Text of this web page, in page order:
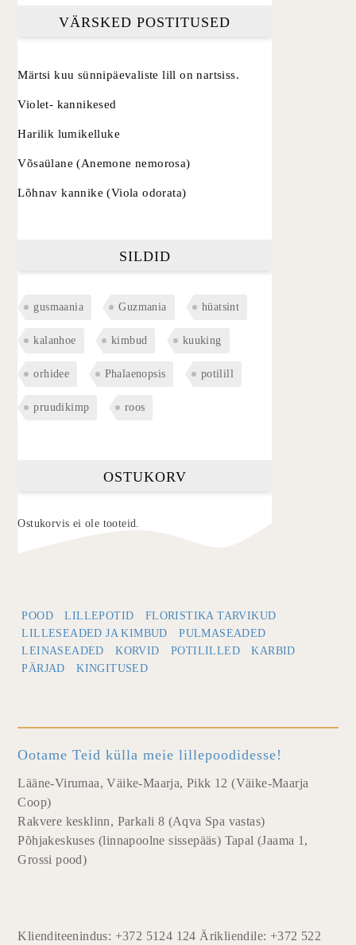
VÄRSKED POSTITUSED
Märtsi kuu sünnipäevaliste lill on nartsiss.
Violet- kannikesed
Harilik lumikelluke
Võsaülane (Anemone nemorosa)
Lõhnav kannike (Viola odorata)
SILDID
gusmaania Guzmania hüatsint
kalanhoe kimbud kuuking
orhidee Phalaenopsis potilill
pruudikimp roos
OSTUKORV
Ostukorvis ei ole tooteid.
POOD LILLEPOTID
FLORISTIKA TARVIKUD
LILLESEADED JA KIMBUD
PULMASEADED
LEINASEADED
KORVID POTILILLED
KARBID
PÄRJAD
KINGITUSED
Ootame Teid külla meie lillepoodidesse!
Lääne-Virumaa, Väike-Maarja, Pikk 12 (Väike-Maarja
Coop)
Rakvere kesklinn, Parkali 8 (Aqva Spa vastas)
Põhjakeskuses (linnapoolne sissepääs) Tapal (Jaama 1,
Grossi pood)
Klienditeenindus: +372 5124 124 Ärikliendile: +372 522